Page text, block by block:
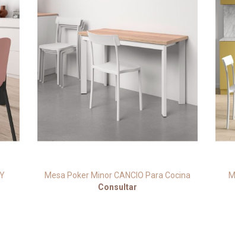
Mesa Poker Minor CANCIO Para Cocina
Consultar